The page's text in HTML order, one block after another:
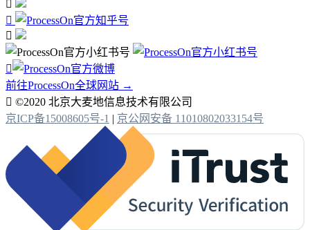




前往ProcessOn全球网站 →
 ©2020 北京大麦地信息技术有限公司
京ICP备15008605号-1 | 京公网安备 11010802033154号